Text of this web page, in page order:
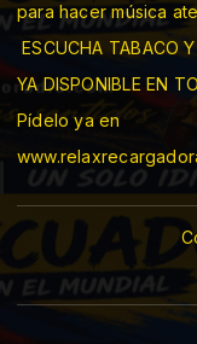
para hacer música
ESCUCHA TABACO Y
YA DISPONIBLE EN
Pídelo ya en